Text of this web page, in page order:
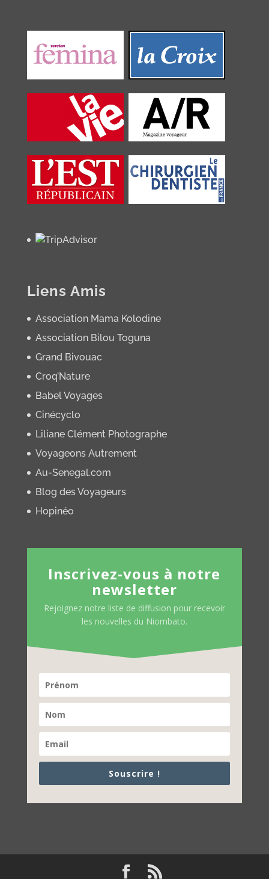
Liens Amis
Association Mama Kolodine
Association Bilou Toguna
Grand Bivouac
Croq’Nature
Babel Voyages
Cinécyclo
Liliane Clément Photographe
Voyageons Autrement
Au-Senegal.com
Blog des Voyageurs
Hopinéo
Inscrivez-vous à notre
newsletter
Rejoignez notre liste de diffusion pour recevoir
les nouvelles du Niombato.
Souscrire !